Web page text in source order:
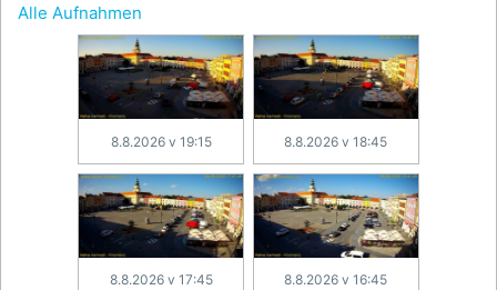
Alle Aufnahmen
8.8.2026 v 19:15 8.8.2026 v 18:45
8.8.2026 v 17:45 8.8.2026 v 16:45